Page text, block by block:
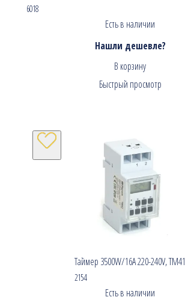
6018
Есть в наличии
Нашли дешевле?
В корзину
Быстрый просмотр
Таймер 3500W/16A 220-240V, TM41
2154
Есть в наличии